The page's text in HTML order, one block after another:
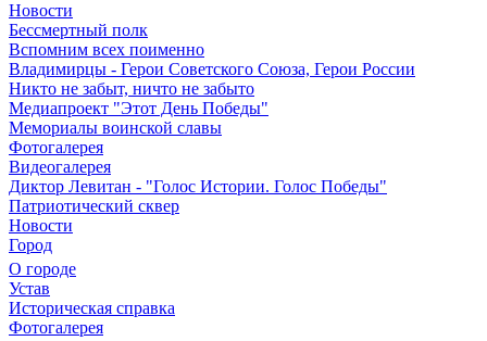
Новости
Бессмертный полк
Вспомним всех поименно
Владимирцы - Герои Советского Союза, Герои России
Никто не забыт, ничто не забыто
Медиапроект "Этот День Победы"
Мемориалы воинской славы
Фотогалерея
Видеогалерея
Диктор Левитан - "Голос Истории. Голос Победы"
Патриотический сквер
Новости
Город
О городе
Устав
Историческая справка
Фотогалерея